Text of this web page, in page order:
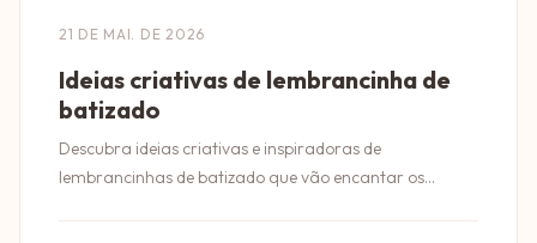
21 DE MAI. DE 2026
Ideias criativas de lembrancinha de
batizado
Descubra ideias criativas e inspiradoras de
lembrancinhas de batizado que vão encantar os